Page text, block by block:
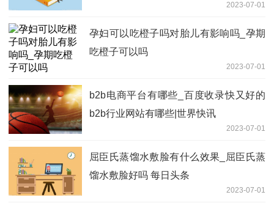
2023-07-01
孕妇可以吃橙子吗对胎儿有影响吗_孕期
吃橙子可以吗
2023-07-01
b2b电商平台有哪些_百度收录快又好的
b2b行业网站有哪些|世界快讯
2023-07-01
屈臣氏蒸馏水敷脸有什么效果_屈臣氏蒸
馏水敷脸好吗 每日头条
2023-07-01